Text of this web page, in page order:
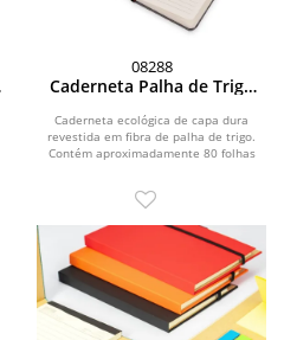
08288
Caderneta Palha de Trigo
Caderneta ecológica de capa dura
revestida em fibra de palha de trigo.
Contém aproximadamente 80 folhas